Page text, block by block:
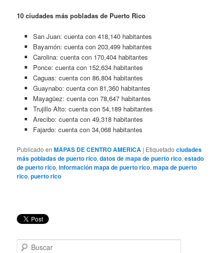
10 ciudades más pobladas de Puerto Rico
San Juan: cuenta con 418,140 habitantes
Bayamón: cuenta con 203,499 habitantes
Carolina: cuenta con 170,404 habitantes
Ponce: cuenta con 152,634 habitantes
Caguas: cuenta con 86,804 habitantes
Guaynabo: cuenta con 81,360 habitantes
Mayagüez: cuenta con 78,647 habitantes
Trujillo Alto: cuenta con 54,189 habitantes
Arecibo: cuenta con 49,318 habitantes
Fajardo: cuenta con 34,068 habitantes
Publicado en MAPAS DE CENTRO AMERICA | Etiquetado ciudades
más pobladas de puerto rico,datos de mapa de puerto rico,estado
de puerto rico,información mapa de puerto rico,mapa de puerto
rico,puerto rico